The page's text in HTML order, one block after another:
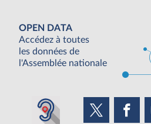
OPEN DATA
Accédez à toutes
les données de
l'Assemblée nationale